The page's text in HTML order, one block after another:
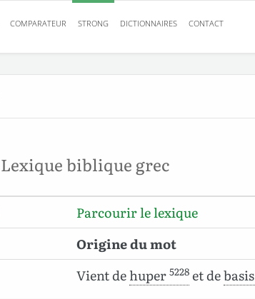
COMPARATEUR STRONG DICTIONNAIRES CONTACT
Lexique biblique grec
Parcourir le lexique
Origine du mot
Vient dehuper 5228 et debasis